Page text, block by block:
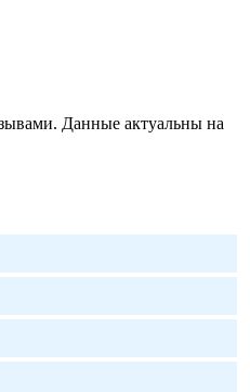
Данные актуальны на